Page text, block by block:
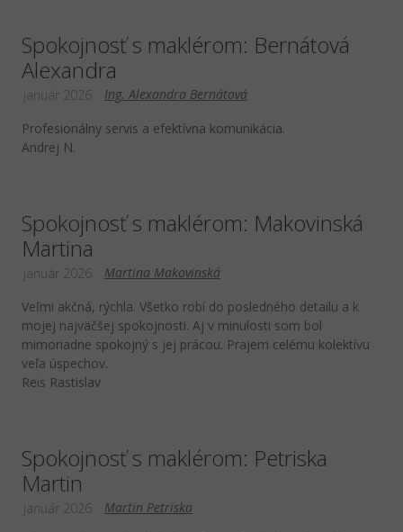
Spokojnosť s maklérom: Bernátová
Alexandra
Ing. Alexandra Bernátová
január 2026
Profesionálny servis a efektívna komunikácia.
Andrej N.
Spokojnosť s maklérom: Makovinská
Martina
Martina Makovinská
január 2026
Veľmi akčná, rýchla. Všetko robí do posledného detailu a k
mojej najväčšej spokojnosti. Aj v minulosti som bol
mimoriadne spokojný s jej prácou. Prajem celému kolektívu
veľa úspechov.
Reis Rastislav
Spokojnosť s maklérom: Petriska
Martin
Martin Petriska
január 2026